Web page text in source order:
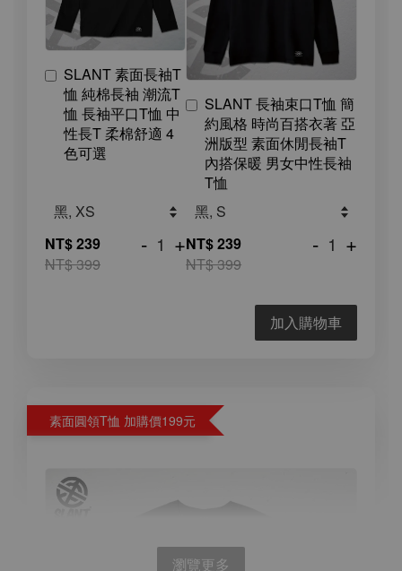
SLANT 素面長袖T
恤 純棉長袖 潮流T
恤 長袖平口T恤 中
性長T 柔棉舒適 4
色可選
NT$ 239
NT$ 399
- +
SLANT 長袖束口T恤 簡
約風格 時尚百搭衣著 亞
洲版型 素面休閒長袖T
內搭保暖 男女中性長袖
T恤
NT$ 239
NT$ 399
- +
加入購物車
素面圓領T恤 加購價199元
瀏覽更多